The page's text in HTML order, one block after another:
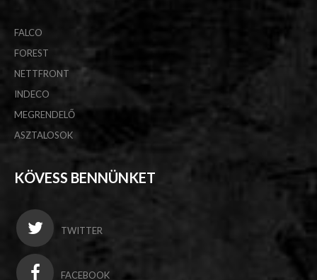
FALCO
FOREST
NETTFRONT
INDECO
MEGRENDELŐ
ASZTALOSOK
KÖVESS BENNÜNKET
TWITTER
FACEBOOK